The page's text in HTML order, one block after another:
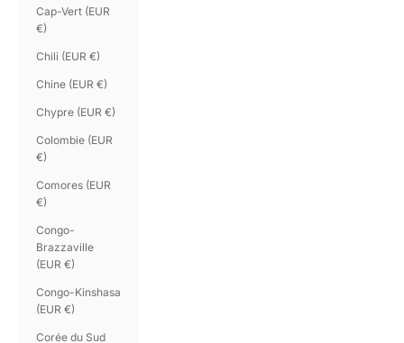
Cap-Vert (EUR
€)
Chili (EUR €)
Chine (EUR €)
Chypre (EUR €)
Colombie (EUR
€)
Comores (EUR
€)
Congo-
Brazzaville
(EUR €)
Congo-Kinshasa
(EUR €)
Corée du Sud